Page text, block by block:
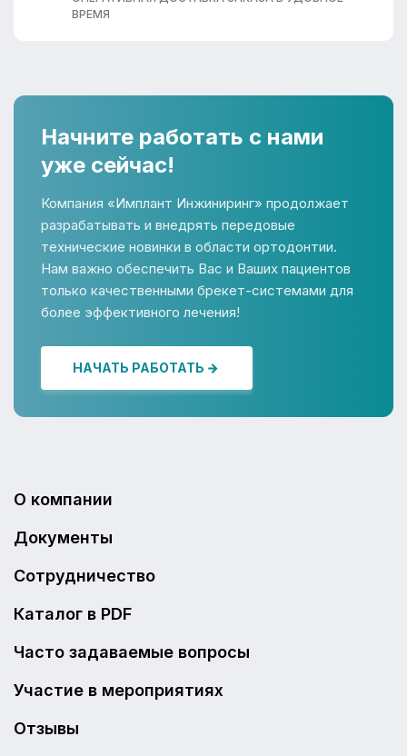
ВРЕМЯ
Начните работать с нами
уже сейчас!
Компания «Имплант Инжиниринг» продолжает
разрабатывать и внедрять передовые
технические новинки в области ортодонтии.
Нам важно обеспечить Вас и Ваших пациентов
только качественными брекет-системами для
более эффективного лечения!
НАЧАТЬ РАБОТАТЬ
О компании
Документы
Сотрудничество
Каталог в PDF
Часто задаваемые вопросы
Участие в мероприятиях
Отзывы